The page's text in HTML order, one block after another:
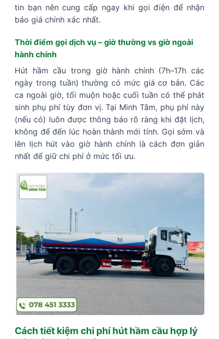
tin bạn nên cung cấp ngay khi gọi điện để nhận
báo giá chính xác nhất.
Thời điểm gọi dịch vụ – giờ thường vs giờ ngoài
hành chính
Hút hầm cầu trong giờ hành chính (7h–17h các
ngày trong tuần) thường có mức giá cơ bản. Các
ca ngoài giờ, tối muộn hoặc cuối tuần có thể phát
sinh phụ phí tùy đơn vị. Tại Minh Tâm, phụ phí này
(nếu có) luôn được thông báo rõ ràng khi đặt lịch,
không để đến lúc hoàn thành mới tính. Gọi sớm và
lên lịch hút vào giờ hành chính là cách đơn giản
nhất để giữ chi phí ở mức tối ưu.
Cách tiết kiệm chi phí hút hầm cầu hợp lý